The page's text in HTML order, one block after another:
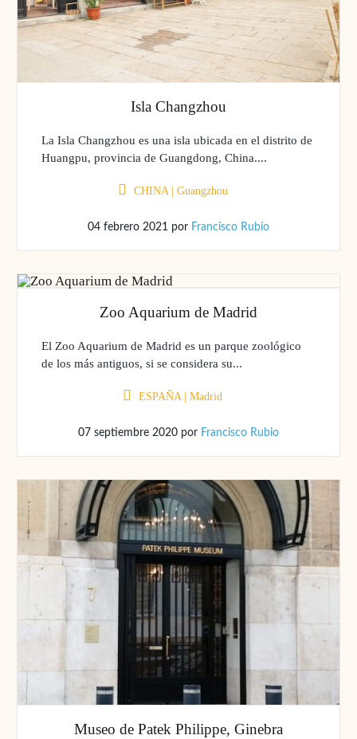
Isla Changzhou
La Isla Changzhou es una isla ubicada en el distrito de
Huangpu, provincia de Guangdong, China....
CHINA| Guangzhou
04 febrero 2021 por Francisco Rubio
Zoo Aquarium de Madrid
El Zoo Aquarium de Madrid es un parque zoológico
de los más antiguos, si se considera su...
ESPAÑA Madrid
07 septiembre 2020 por Francisco Rubio
Museo de Patek Philippe, Ginebra